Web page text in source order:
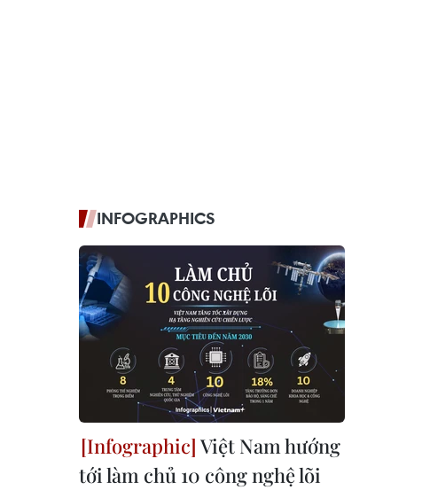
INFOGRAPHICS
Việt Nam hướng
tới làm chủ 10 công nghệ lõi